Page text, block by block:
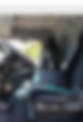
Gabelstapler GmbH
GmbH Schauer
Gabelstapler GmbH
GmbH Schauer
GmbH
GmbH Schauer
GmbH
GmbH Schauer
GmbH
GmbH